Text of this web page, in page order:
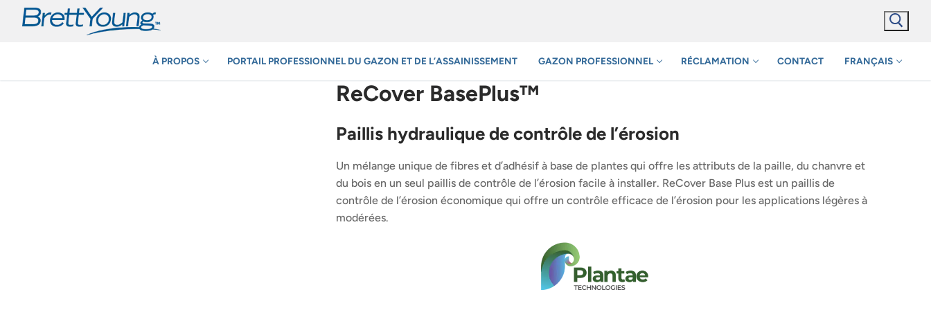
À PROPOS PORTAIL PROFESSIONNEL DU GAZON ET DE L’ASSAINISSEMENT GAZON PROFESSIONNEL RÉCLAMATION CONTACT FRANÇAIS
ReCover BasePlus™
Paillis hydraulique de contrôle de l’érosion
Un mélange unique de fibres et d’adhésif à base de plantes qui offre les attributs de la paille, du chanvre et
du bois en un seul paillis de contrôle de l’érosion facile à installer. ReCover Base Plus est un paillis de
contrôle de l’érosion économique qui offre un contrôle efficace de l’érosion pour les applications légères à
modérées.